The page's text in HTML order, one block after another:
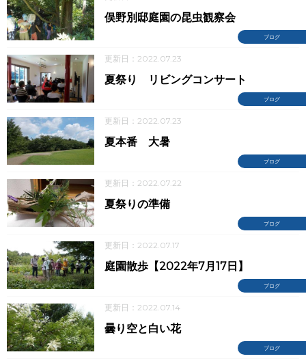
ブログ
俣野別邸庭園の昆虫観察会
更新日：2022.07.23
ブログ
夏祭り リビングコンサート
更新日：2022.07.23
ブログ
夏本番 大暑
更新日：2022.07.22
ブログ
夏祭りの準備
更新日：2022.07.17
ブログ
庭園散歩【2022年7月17日】
更新日：2022.07.14
ブログ
曇り空と白い花